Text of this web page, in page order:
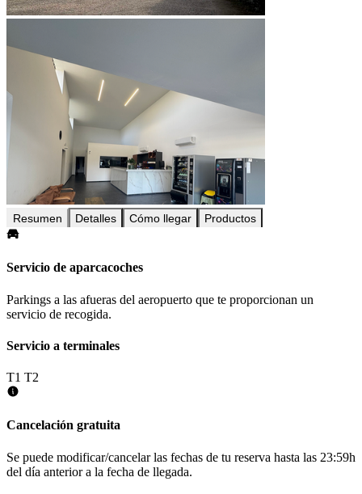
Resumen Detalles Cómo llegar Productos
Servicio de aparcacoches
Parkings a las afueras del aeropuerto que te proporcionan un
servicio de recogida.
Servicio a terminales
T1 T2
Cancelación gratuita
Se puede modificar/cancelar las fechas de tu reserva hasta las 23:59h
del día anterior a la fecha de llegada.